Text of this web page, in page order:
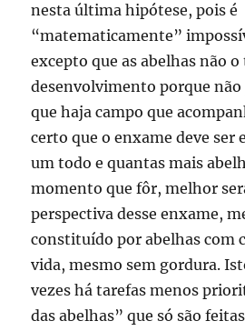
nesta última hipótese, pois é
“matematicamente”
excepto que as abelhas não
desenvolvimento porque
que haja campo que
certo que o enxame deve ser
um todo e quantas mais
momento que fôr, melhor
perspectiva desse enxame,
constituído por abelhas com
vida, mesmo sem gordura.
vezes há tarefas menos
das abelhas” que só são